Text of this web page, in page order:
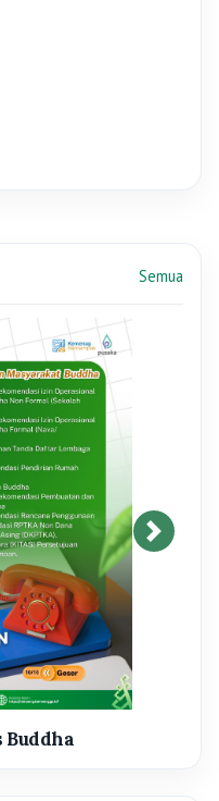
Semua
Bimas Kristen
Infografis